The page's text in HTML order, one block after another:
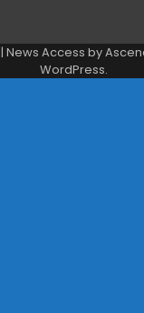
| News Access by
WordPress.